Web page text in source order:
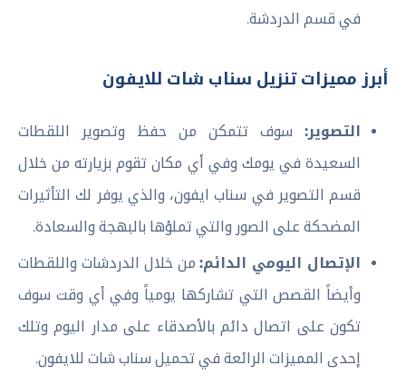
في قسم الدردشة.
أبرز مميزات تنزيل سناب شات للايفون
التصوير: سوف تتمكن من حفظ وتصوير اللقطات
السعيدة في يومك وفي أي مكان تقوم بزيارته من خلال
قسم التصوير في سناب ايفون، والذي يوفر لك التأثيرات
المضحكة على الصور والتي تملؤها بالبهجة والسعادة.
الإتصال اليومي الدائم:من خلال الدردشات واللقطات
وأيضاً القصص التي تشاركها يومياً وفي أي وقت سوف
تكون على اتصال دائم بالأصدقاء على مدار اليوم وتلك
إحدى المميزات الرائعة في تحميل سناب شات للايفون.